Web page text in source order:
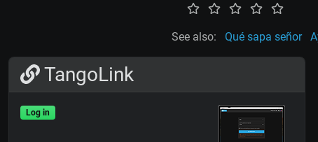
See also: Qué sapa señor
TangoLink
Log in